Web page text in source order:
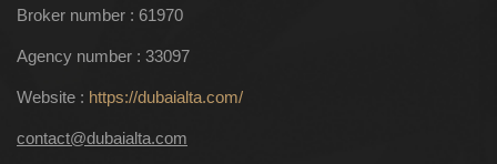
Broker number : 61970
Agency number : 33097
Website : https://dubaialta.com/
contact@dubaialta.com